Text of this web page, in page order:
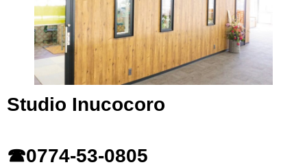
Studio Inucocoro
☎0774-53-0805